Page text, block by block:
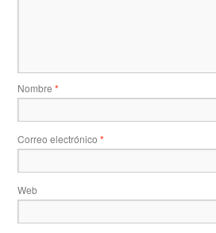
Nombre *
Correo electrónico *
Web